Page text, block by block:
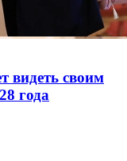
видеть своим
года